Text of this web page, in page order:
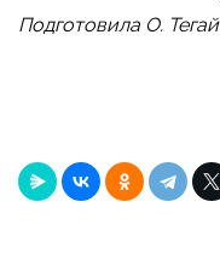
Подготовила О. Тегай